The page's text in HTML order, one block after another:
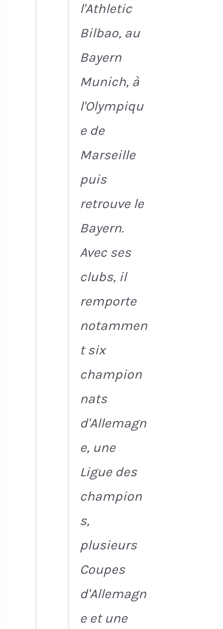
l'Athletic
Bilbao, au
Bayern
Munich, à
l'Olympiqu
e de
Marseille
puis
retrouve le
Bayern.
Avec ses
clubs, il
remporte
notammen
t six
champion
nats
d'Allemagn
e, une
Ligue des
champion
s,
plusieurs
Coupes
d'Allemagn
e et une